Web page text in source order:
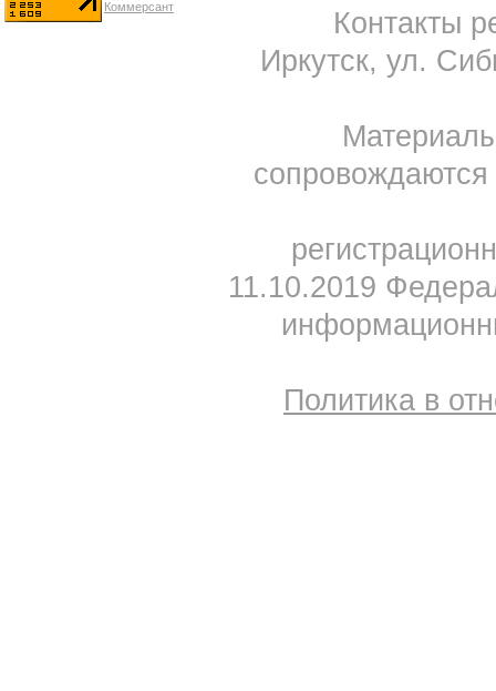
Контакты
Иркутск, ул.
11.10.2019
Политика в